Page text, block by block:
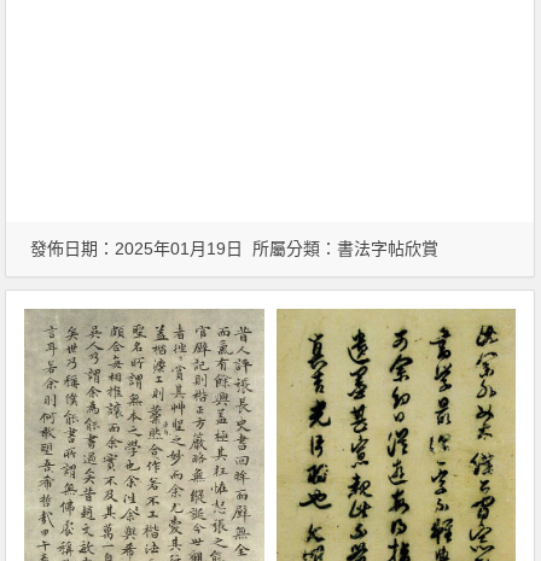
發佈日期：2025年01月19日 所屬分類：書法字帖欣賞